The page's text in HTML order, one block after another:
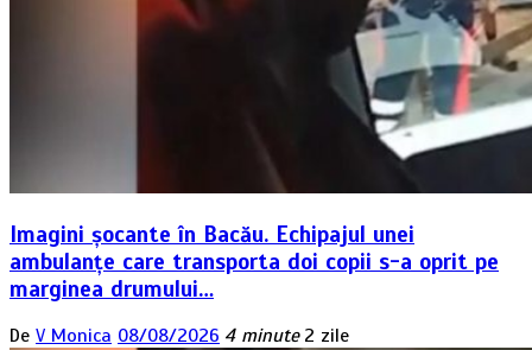
Imagini șocante în Bacău. Echipajul unei
ambulanțe care transporta doi copii s-a oprit pe
marginea drumului…
De V Monica 08/08/2026 4 minute 2 zile